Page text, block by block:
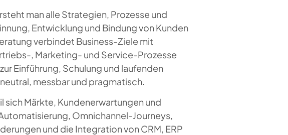
man alle Strategien, Prozesse und
Entwicklung und Bindung von Kunden
verbindet Business-Ziele mit
, Marketing- und Service-Prozesse
Einführung, Schulung und laufenden
messbar und pragmatisch.
sich Märkte, Kundenerwartungen und
Omnichannel-Journeys,
und die Integration von CRM, ERP